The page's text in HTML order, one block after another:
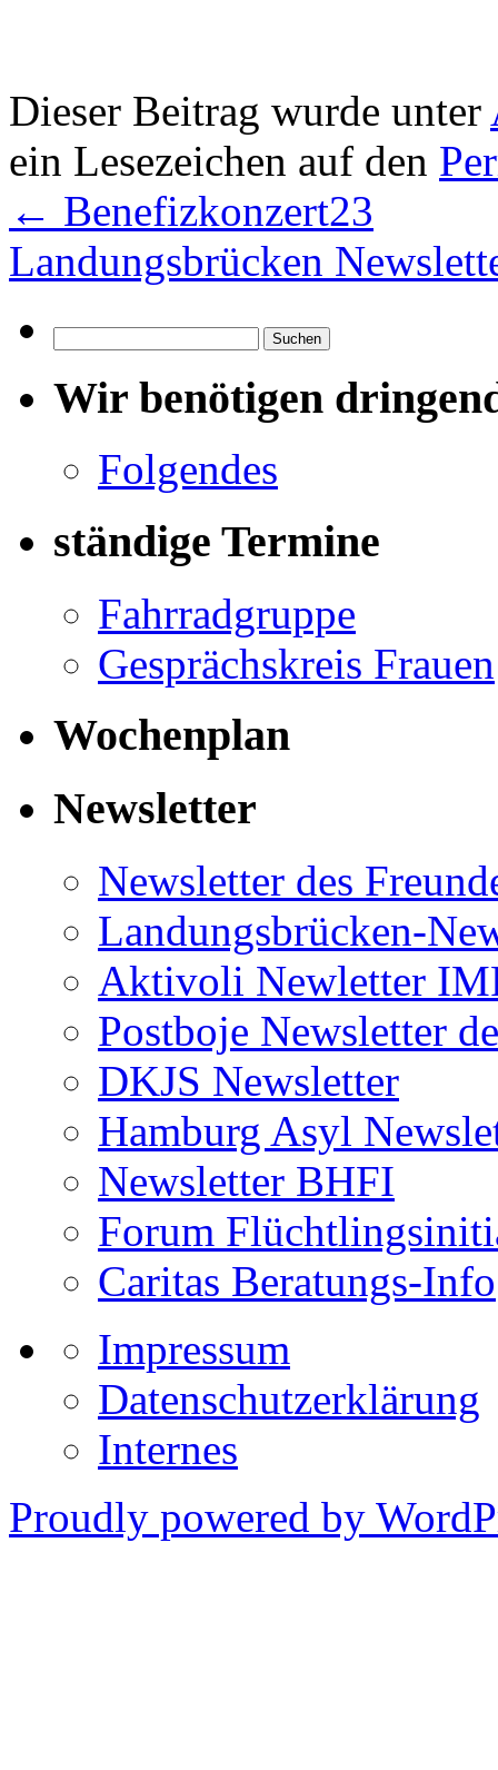
Dieser Beitrag wurde unter
ein Lesezeichen auf den
← Benefizkonzert23
Landungsbrücken
nach:
Wir benötigen
Folgendes
ständige Termine
Fahrradgruppe
Gesprächskreis Frauen
Wochenplan
Newsletter
Newsletter des
Landungsbrücken-
Aktivoli Newletter
Postboje Newsletter
DKJS Newsletter
Hamburg Asyl
Newsletter BHFI
Forum
Caritas Beratungs-Info
Impressum
Datenschutzerklärung
Internes
Proudly powered by